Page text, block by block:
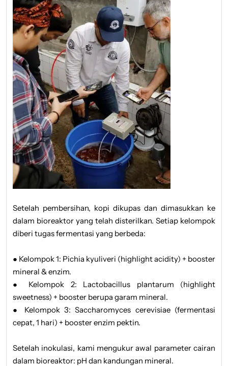
Setelah pembersihan, kopi dikupas dan dimasukkan ke
dalam bioreaktor yang telah disterilkan. Setiap kelompok
diberi tugas fermentasi yang berbeda:
● Kelompok 1: Pichia kyuliveri (highlight acidity) + booster
mineral & enzim.
● Kelompok 2: Lactobacillus plantarum (highlight
sweetness) + booster berupa garam mineral.
● Kelompok 3: Saccharomyces cerevisiae (fermentasi
cepat, 1 hari) + booster enzim pektin.
Setelah inokulasi, kami mengukur awal parameter cairan
dalam bioreaktor: pH dan kandungan mineral.